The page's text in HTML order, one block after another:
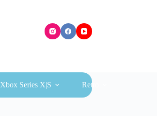
Xbox Series X|S Retro